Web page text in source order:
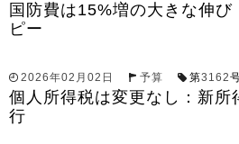
国防費は15%増の大きな伸
ピー
2026年02月02日 予算 第3162
個人所得税は変更なし：新所
行